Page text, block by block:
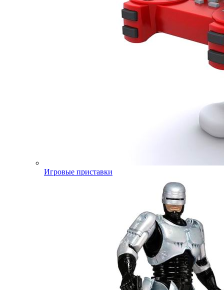
Игровые приставки